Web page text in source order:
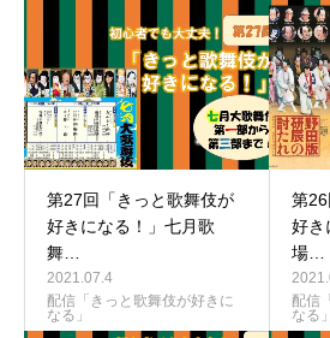
第27回「きっと歌舞伎が
好きになる！」七月歌
舞…
2021.07.4
配信「きっと歌舞伎が好きに
なる」
第
好き
場…
配信
なる」